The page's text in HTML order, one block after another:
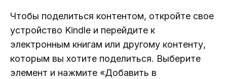
Чтобы поделиться контентом, откройте свое
устройство Kindle и перейдите к
электронным книгам или другому контенту,
которым вы хотите поделиться. Выберите
элемент и нажмите «Добавить в